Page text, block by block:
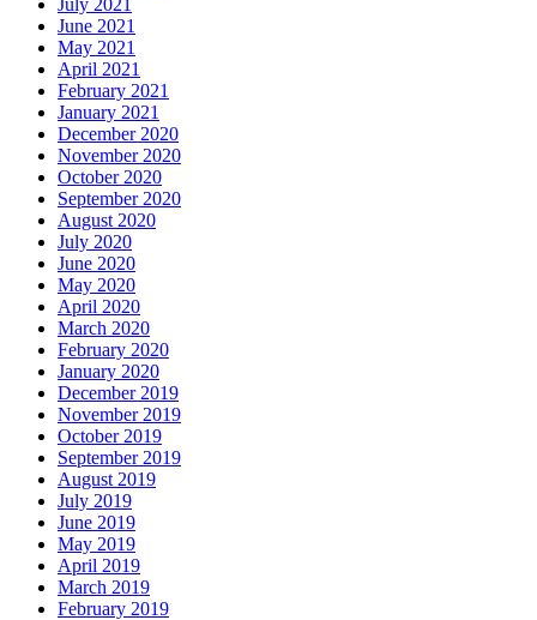
June 2021
May 2021
April 2021
February 2021
January 2021
December 2020
November 2020
October 2020
September 2020
August 2020
July 2020
June 2020
May 2020
April 2020
March 2020
February 2020
January 2020
December 2019
November 2019
October 2019
September 2019
August 2019
July 2019
June 2019
May 2019
April 2019
March 2019
February 2019